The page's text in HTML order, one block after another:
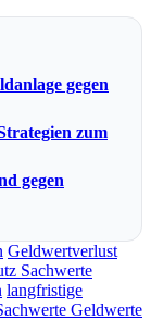
gegen
zum
gegen
Geldwertverlust
Sachwerte
langfristige
Geldwerte